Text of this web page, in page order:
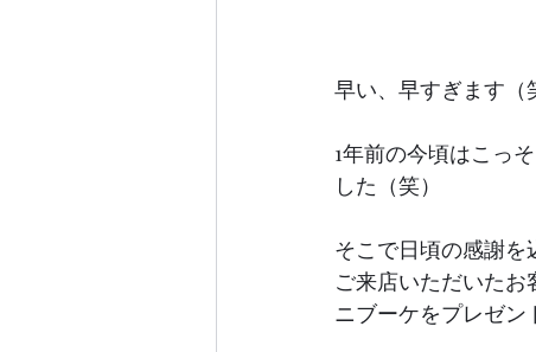
早い、早すぎます（
1年前の今頃はこっ
した（笑）
そこで日頃の感謝を
ご来店いただいたお
ニブーケをプレゼン